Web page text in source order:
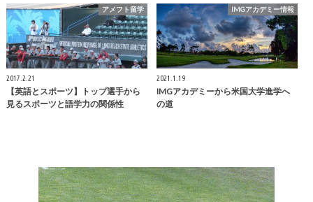
アメフト留学
2017.2.21
【英語とスポーツ】トップ選手から
見るスポーツと語学力の関係性
IMGアカデミー情報
2021.1.19
IMGアカデミーから米国大学進学へ
の道